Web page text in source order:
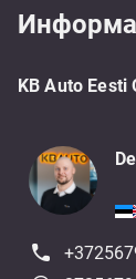
KB Auto Eesti